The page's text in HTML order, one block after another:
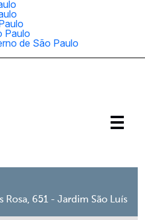
Rosa, 651 - Jardim São Luís